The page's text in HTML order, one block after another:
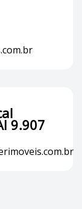
9.907